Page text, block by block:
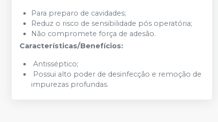
Para preparo de cavidades;
Reduz o risco de sensibilidade pós operatória;
Não compromete força de adesão.
Características/Benefícios:
Antisséptico;
Possui alto poder de desinfecção e remoção de
impurezas profundas.